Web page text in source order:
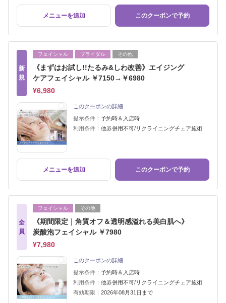
メニューを追加 このクーポンで予約
新
規
フェイシャル ブライダル その他
《まずはお試し!!たるみ&しわ改善》エイジング
ケアフェイシャル ￥7150→￥6980
¥6,980
このクーポンの詳細
提示条件： 予約時＆入店時
利用条件： 他券併用不可/リクライニングチェア施術
メニューを追加 このクーポンで予約
全
員
フェイシャル その他
《期間限定｜角質オフ＆透明感溢れる美白肌へ》
炭酸泡フェイシャル ￥7980
¥7,980
このクーポンの詳細
提示条件： 予約時＆入店時
利用条件： 他券併用不可/リクライニングチェア施術
有効期限： 2026年08月31日まで